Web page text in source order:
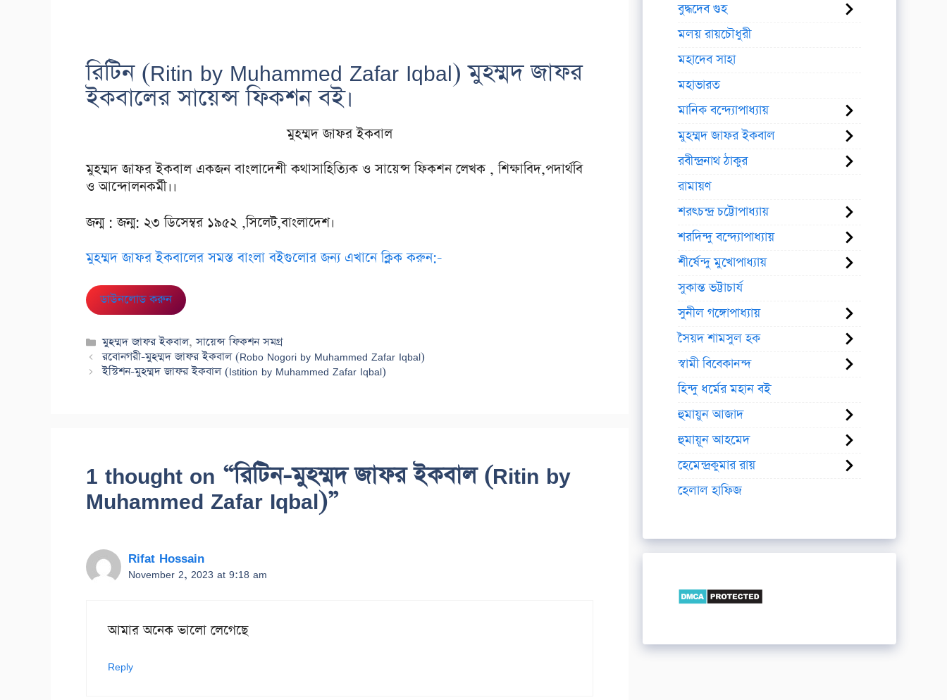
রিটিন (Ritin by Muhammed Zafar Iqbal) মুহম্মদ জাফর
ইকবালের সায়েন্স ফিকশন বই।
মুহম্মদ জাফর ইকবাল
মুহম্মদ জাফর ইকবাল একজন বাংলাদেশী কথাসাহিত্যিক ও সায়েন্স ফিকশন লেখক , শিক্ষাবিদ,পদার্থবি
ও আন্দোলনকর্মী।।
জন্ম : জন্ম: ২৩ ডিসেম্বর ১৯৫২ ,সিলেট,বাংলাদেশ।
মুহম্মদ জাফর ইকবালের সমস্ত বাংলা বইগুলোর জন্য এখানে ক্লিক করুন:-
ডাউনলোড করুন
Categories
মুহম্মদ জাফর ইকবাল,সায়েন্স ফিকশন সমগ্র
রবোনগরী-মুহম্মদ জাফর ইকবাল (Robo Nogori by Muhammed Zafar Iqbal)
ইস্টিশন-মুহম্মদ জাফর ইকবাল (Istition by Muhammed Zafar Iqbal)
1 thought on “রিটিন-মুহম্মদ জাফর ইকবাল (Ritin by
Muhammed Zafar Iqbal)”
Rifat Hossain
November 2, 2023 at 9:18 am
আমার অনেক ভালো লেগেছে
Reply
বুদ্ধদেব গুহ
মলয় রায়চৌধুরী
মহাদেব সাহা
মহাভারত
মানিক বন্দ্যোপাধ্যায়
মুহম্মদ জাফর ইকবাল
রবীন্দ্রনাথ ঠাকুর
রামায়ণ
শরৎচন্দ্র চট্টোপাধ্যায়
শরদিন্দু বন্দ্যোপাধ্যায়
শীর্ষেন্দু মুখোপাধ্যায়
সুকান্ত ভট্টাচার্য
সুনীল গঙ্গোপাধ্যায়
সৈয়দ শামসুল হক
স্বামী বিবেকানন্দ
হিন্দু ধর্মের মহান বই
হুমায়ুন আজাদ
হুমায়ূন আহমেদ
হেমেন্দ্রকুমার রায়
হেলাল হাফিজ